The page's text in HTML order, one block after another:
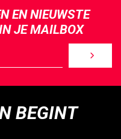
EN NIEUWSTE
JE MAILBOX
BEGINT